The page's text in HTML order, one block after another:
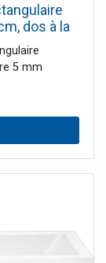
dos à la
en pente,
5 mm